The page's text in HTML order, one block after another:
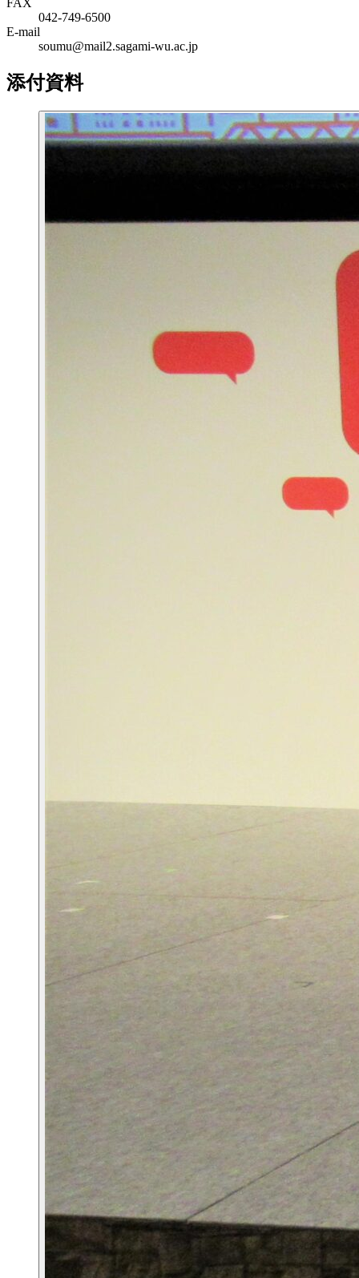
042-749-6500
E-mail
soumu@mail2.sagami-wu.ac.jp
添付資料